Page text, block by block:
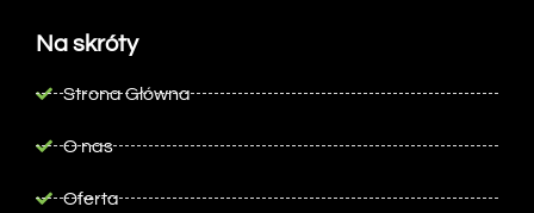
Na skróty
Strona Główna
O nas
Oferta